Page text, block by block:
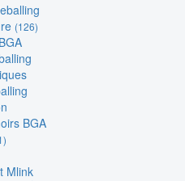
(126)
BGA
Mlink